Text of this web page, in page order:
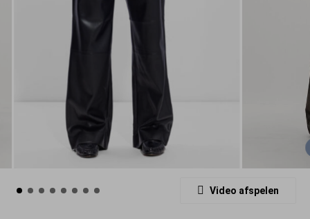
Video afspelen